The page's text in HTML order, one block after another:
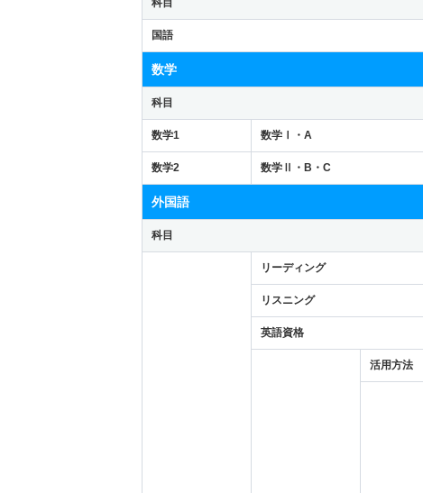
国語
数学
科目
数学1 数学Ⅰ・A
数学2
数学Ⅱ・B・C
外国語
科目
リーディング
リスニング
英語資格
活用方法